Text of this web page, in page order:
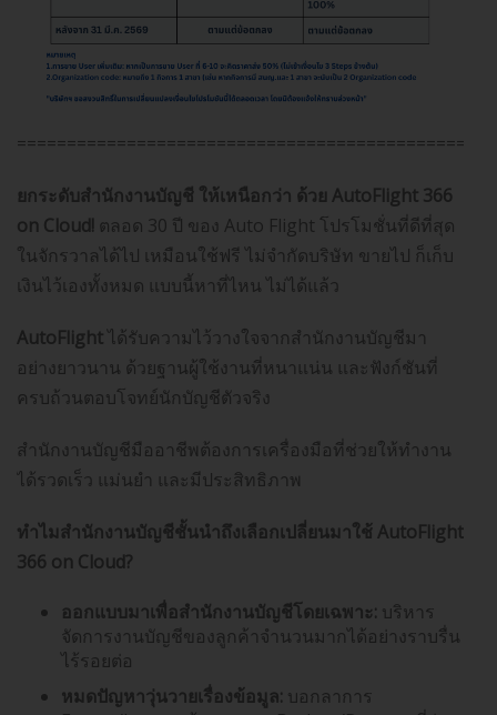
ยกระดับสำนักงานบัญชี ให้เหนือกว่า ด้วย AutoFlight 366
on Cloud! ตลอด 30 ปี ของ Auto Flight โปรโมชั่นที่ดีที่สุด
ในจักรวาลได้ไป เหมือนใช้ฟรี ไม่จำกัดบริษัท ขายไป ก็เก็บ
เงินไว้เองทั้งหมด แบบนี้หาที่ไหน ไม่ได้แล้ว
AutoFlight ได้รับความไว้วางใจจากสำนักงานบัญชีมา
อย่างยาวนาน ด้วยฐานผู้ใช้งานที่หนาแน่น และฟังก์ชันที่
ครบถ้วนตอบโจทย์นักบัญชีตัวจริง
สำนักงานบัญชีมืออาชีพต้องการเครื่องมือที่ช่วยให้ทำงาน
ได้รวดเร็ว แม่นยำ และมีประสิทธิภาพ
ทำไมสำนักงานบัญชีชั้นนำถึงเลือกเปลี่ยนมาใช้AutoFlight
366 on Cloud?
ออกแบบมาเพื่อสำนักงานบัญชีโดยเฉพาะ: บริหาร
จัดการงานบัญชีของลูกค้าจำนวนมากได้อย่างราบรื่น
ไร้รอยต่อ
หมดปัญหาวุ่นวายเรื่องข้อมูล: บอกลาการ